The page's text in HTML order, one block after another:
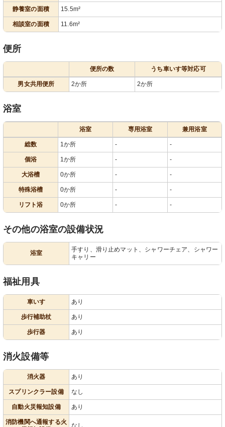
静養室の面積 15.5m²
相談室の面積 11.6m²
便所
便所の数 うち車いす等対応可
男女共用便所 2か所 2か所
浴室
浴室 専用浴室 兼用浴室
総数 1か所 - -
個浴 1か所 - -
大浴槽 0か所 - -
特殊浴槽 0か所 - -
リフト浴 0か所 - -
その他の浴室の設備状況
浴室
手すり、滑り止めマット、シャワーチェア、シャワー
キャリー
福祉用具
車いす あり
歩行補助杖 あり
歩行器 あり
消火設備等
消火器 あり
スプリンクラー設備 なし
自動火災報知設備 あり
消防機関へ通報する火
なし